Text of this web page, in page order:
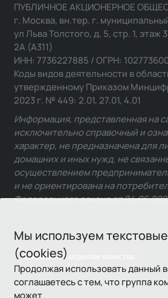
Мы используем
(cookies)
Продолжая использовать данный
соглашаетесь с тем, что группа
может
Связаться с отделом качества
ПУБЛИЧНОЕ АКЦИОНЕРНОЕ
г. Москва, вн.тер. г.
ул Льва Толстого, д. 5, стр. 1,
2А (А311)
ИНН: 7736227885 / ОГРН:
Коды видов деятельности в
утвержденному Приказом
2023 г. № 449: 2.01, 27.01, 4.01
Информация, представленная на
исключительно справочный и
характер, не предназначена для
домашних и иных нужд, не
осуществлением
и не ориентирована на
Федерального закона от